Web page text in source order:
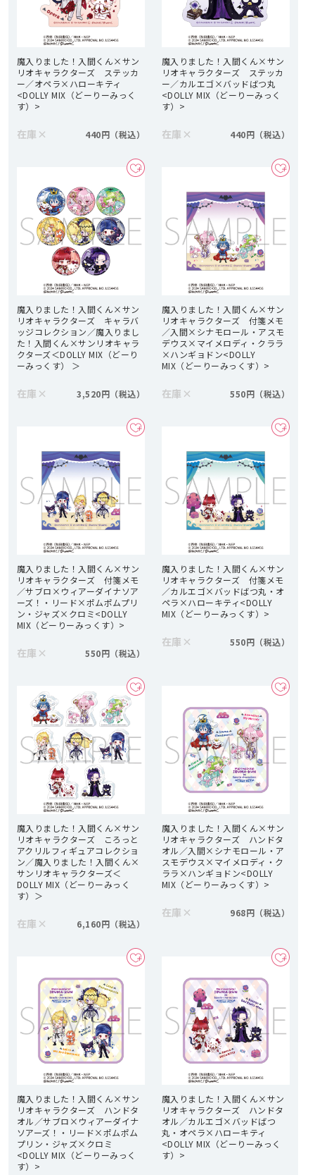
魔入りました！入間くん×サン
リオキャラクターズ ステッカ
ー／オペラ×ハローキティ
<DOLLY MIX（どーりーみっく
す）>
在庫 × 440円
魔入りました！入間くん×サン
リオキャラクターズ ステッカ
ー／カルエゴ×バッドばつ丸
<DOLLY MIX（どーりーみっく
す）>
在庫 × 440円
魔入りました！入間くん×サン
リオキャラクターズ キャラバ
ッジコレクション／魔入りまし
た！入間くん×サンリオキャラ
クターズ＜DOLLY MIX（どーり
ーみっくす） ＞
在庫 × 3,520円
魔入りました！入間くん×サン
リオキャラクターズ 付箋メモ
／入間×シナモロール・アスモ
デウス×マイメロディ・クララ
×ハンギョドン<DOLLY
MIX（どーりーみっくす）>
在庫 × 550円
魔入りました！入間くん×サン
リオキャラクターズ 付箋メモ
／サブロ×ウィアーダイナソア
ーズ！・リード×ポムポムプリ
ン・ジャズ×クロミ<DOLLY
MIX（どーりーみっくす）>
在庫 × 550円
魔入りました！入間くん×サン
リオキャラクターズ 付箋メモ
／カルエゴ×バッドばつ丸・オ
ペラ×ハローキティ<DOLLY
MIX（どーりーみっくす）>
在庫 × 550円
魔入りました！入間くん×サン
リオキャラクターズ ころっと
アクリルフィギュアコレクショ
ン／魔入りました！入間くん×
サンリオキャラクターズ＜
DOLLY MIX（どーりーみっく
す）＞
在庫 × 6,160円
魔入りました！入間くん×サン
リオキャラクターズ ハンドタ
オル／入間×シナモロール・ア
スモデウス×マイメロディ・ク
ララ×ハンギョドン<DOLLY
MIX（どーりーみっくす）>
在庫 × 968円
魔入りました！入間くん×サン
リオキャラクターズ ハンドタ
オル／サブロ×ウィアーダイナ
ソアーズ！・リード×ポムポム
プリン・ジャズ×クロミ
<DOLLY MIX（どーりーみっく
す）>
魔入りました！入間くん×サン
リオキャラクターズ ハンドタ
オル／カルエゴ×バッドばつ
丸・オペラ×ハローキティ
<DOLLY MIX（どーりーみっく
す）>